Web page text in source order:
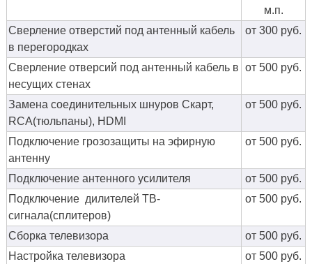
м.п.
Сверление отверстий под антенный кабель
в перегородках
от 300 руб.
Сверление отверсий под антенный кабель в
несущих стенах
от 500 руб.
Замена соединительных шнуров Скарт,
RCA(тюльпаны), HDMI
от 500 руб.
Подключение грозозащиты на эфирную
антенну
от 500 руб.
Подключение антенного усилителя
от 500 руб.
Подключение дилителей ТВ-
сигнала(сплитеров)
от 500 руб.
Сборка телевизора
от 500 руб.
Настройка телевизора
от 500 руб.